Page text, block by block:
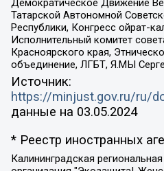
Татарской Автономной
Республики, Конгресс ойрат-
Исполнительный комитет
Красноярского края,
объединение, ЛГБТ, Я.МЫ
Источник:
https://minjust.gov.ru/ru/
данные на 03.05.2024
* Реестр иностранных
Калининградская региональная общественная организация "Экозащита!-Женсовет", Фонд содействия защите прав и свобод граждан "Общественный вердикт", Фонд "Институт Развития Свободы Информации", Частное учреждение "Информационное агентство МЕМО. РУ", Региональная общественная организация "Общественная комиссия по сохранению наследия академика Сахарова", Фонд поддержки свободы прессы, Санкт-Петербургская общественная правозащитная организация "Гражданский контроль", Межрегиональная общественная организация "Информационно-просветительский центр "Мемориал", Региональный Фонд "Центр Защиты Прав Средств Массовой Информации", с 05.12.2023 Фонд "Центр Защиты Прав Средств массовой информации", Региональная общественная благотворительная организация помощи беженцам и мигрантам "Гражданское содействие", Негосударственное образовательное учреждение дополнительного профессионального образования (повышение квалификации) специалистов "АКАДЕМИЯ ПО ПРАВАМ ЧЕЛОВЕКА", Свердловская региональная общественная организация "Сутяжник", Автономная некоммерческая организация "Центр независимых социологических исследований", Союз общественных объединений "Российский исследовательский центр по правам человека", Региональное общественное учреждение научно-информационный центр "МЕМОРИАЛ", Некоммерческая организация "Фонд защиты гласности", Автономная некоммерческая организация "Институт прав человека", Городская общественная организация "Екатеринбургское общество "МЕМОРИАЛ", Городская общественная организация "Рязанское историко-просветительское и правозащитное общество "Мемориал" (Рязанский Мемориал), Челябинский региональный орган общественной самодеятельности – женское общественное объединение "Женщины Евразии", Челябинский региональный орган общественной самодеятельности "Уральская правозащитная группа", Фонд содействия защите здоровья и социальной справедливости имени Андрея Рылькова, Автономная Некоммерческая Организация "Аналитический Центр Юрия Левады", Автономная некоммерческая организация социальной поддержки населения "Проект Апрель", Региональная общественная организация помощи женщинам и детям, находящимся в кризисной ситуации "Информационно-методический центр "Анна", Фонд содействия развитию массовых коммуникаций и правовому просвещению "Так-так-Так", Фонд содействия устойчивому развитию "Серебряная тайга", Свердловский региональный общественный фонд социальных проектов "Новое время", "Idel.Реалии", Кавказ.Реалии, Крым.Реалии, Телеканал Настоящее Время, Татаро-башкирская служба Радио Свобода (Azatliq Radiosi), Радио Свободная Европа/Радио Свобода (PCE/PC), "Сибирь.Реалии", "Фактограф", Благотворительный фонд помощи осужденным и их семьям, Автономная некоммерческая организация "Институт глобализации и социальных движений", Фонд "В защиту прав заключенных", Частное учреждение "Центр поддержки и содействия развитию средств массовой информации", Пензенский региональный общественный благотворительный фонд "Гражданский союз", "Север.Реалии", Некоммерческая организация Фонд "Правовая инициатива", Общество с ограниченной ответственностью "Радио Свободная Европа/Радио Свобода", Чешское информационное агентство "MEDIUM-ORIENT", Красноярская региональная общественная организация "Мы против СПИДа", Камалягин Денис Николаевич, Маркелов Сергей Евгеньевич, Пономарев Лев Александрович, Савицкая Людмила Алексеевна, Автономная некоммерческая организация "Центр по работе с проблемой насилия "НАСИЛИЮ.НЕТ", Межрегиональный профессиональный союз работников здравоохранения "Альянс врачей", Юридическое лицо, зарегистрированное в Латвийской Республике, SIA "Medusa Project" (регистрационный номер 40103797863, дата регистрации 10.06.2014), Некоммерческая организация "Фонд по борьбе с коррупцией", Автономная некоммерческая организация "Институт права и публичной политики", Баданин Роман Сергеевич, Гликин Максим Александрович, Железнова Мария Михайловна, Лукьянова Юлия Сергеевна, Маетная Елизавета Витальевна, Маняхин Петр Борисович, Чуракова Ольга Владимировна, Ярош Юлия Петровна, Юридическое лицо "The Insider SIA", зарегистрированное в Риге, Латвийская Республика (дата регистрации 26.06.2015), являющееся администратором доменного имени интернет-издания "The Insider SIA", https://theins.ru, Постернак Алексей Евгеньевич, Рубин Михаил Аркадьевич, Анин Роман Александрович, Юридическое лицо Istories fonds, зарегистрированное в Латвийской Республике (регистрационный номер 50008295751, дата регистрации 24.02.2020), Великовский Дмитрий Александрович, Долинина Ирина Николаевна, Мароховская Алеся Алексеевна, Шлейнов Роман Юрьевич, Шмагун Олеся Валентиновна, Общество с ограниченной ответственностью "Альтаир 2021", Общество с ограниченной ответственностью "Вега 2021", Общество с ограниченной ответственностью "Главный редактор 2021", Общество с ограниченной ответственностью "Ромашки монолит", Важенков Артем Валерьевич, Ивановская областная общественная организация "Центр гендерных исследований", Гурман Юрий Альбертович, Медиапроект "ОВД-Инфо", Егоров Владимир Владимирович, Жилинский Владимир Александрович, Общество с ограниченной ответственностью "ЗП", Иванова София Юрьевна, Карезина Инна Павловна, Кильтау Екатерина Викторовна, Петров Алексей Викторович, Пискунов Сергей Евгеньевич, Смирнов Сергей Сергеевич, Тихонов Михаил Сергеевич, Общество с ограниченной ответственностью "ЖУРНАЛИСТ-ИНОСТРАННЫЙ АГЕНТ", Арапова Галина Юрьевна, Вольтская Татьяна Анатольевна, Американская компания "Mason G.E.S. Anonymous Foundation" (США), являющаяся владельцем интернет-издания https://mnews.world/, Компания "Stichting Bellingcat", зарегистрированная в Нидерландах (дата регистрации 11.07.2018), Захаров Андрей Вячеславович, Клепиковская Екатерина Дмитриевна, Общество с ограниченной ответственностью "МЕМО", Перл Роман Александрович, Симонов Евгений Алексеевич, Соловьева Елена Анатольевна, Сотников Даниил Владимирович, Сурначева Елизавета Дмитриевна, Автономная некоммерческая организация по защите прав человека и информированию населения "Якутия – Наше Мнение", Общество с ограниченной ответственностью "Москоу диджитал медиа", с 26.01.2023 Общество с ограниченной ответственностью "Чайка Белые сады", Ветошкина Валерия Валерьевна, Заговора Максим Александрович, Межрегиональное общественное движение "Российская ЛГБТ - сеть", Оленичев Максим Владимирович, Павлов Иван Юрьевич, Скворцова Елена Сергеевна, Общество с ограниченной ответственностью "Как бы инагент", Кочетков Игорь Викторович, Общество с ограниченной ответственностью "Честные выборы", Еланчик Олег Александрович, Общество с ограниченной ответственностью "Нобелевский призыв", Гималова Регина Эмилевна, Григорьев Андрей Валерьевич, Григорьева Алина Александровна, Ассоциация по содействию защите прав